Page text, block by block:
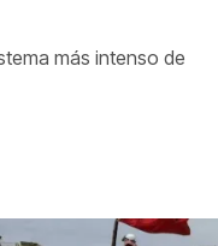
más intenso de